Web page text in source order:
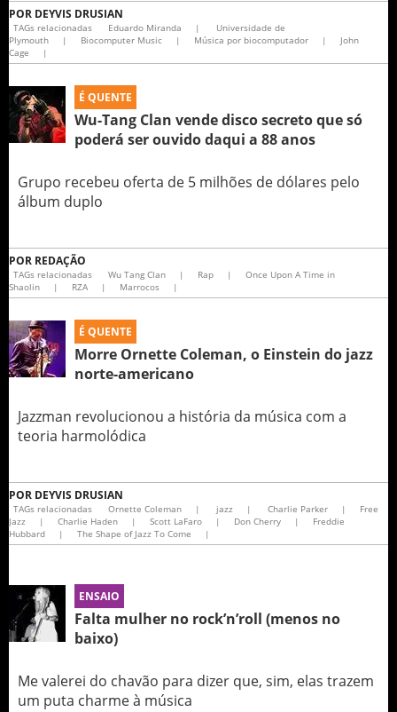
POR DEYVIS DRUSIAN
TAGs relacionadas Eduardo Miranda |
Universidade de
Plymouth
| Biocomputer Music | Música por biocomputador |
John
Cage
|
É QUENTE
Wu-Tang Clan vende disco secreto que só
poderá ser ouvido daqui a 88 anos
Grupo recebeu oferta de 5 milhões de dólares pelo
álbum duplo
POR REDAÇÃO
TAGs relacionadas Wu Tang Clan | Rap |
Once Upon A Time in
Shaolin
| RZA | Marrocos |
É QUENTE
Morre Ornette Coleman, o Einstein do jazz
norte-americano
Jazzman revolucionou a história da música com a
teoria harmolódica
POR DEYVIS DRUSIAN
TAGs relacionadas Ornette Coleman | jazz | Charlie Parker |
Free
Jazz
| Charlie Haden | Scott LaFaro | Don Cherry |
Freddie
Hubbard
| The Shape of Jazz To Come |
ENSAIO
Falta mulher no rock’n’roll (menos no
baixo)
Me valerei do chavão para dizer que, sim, elas trazem
um puta charme à música